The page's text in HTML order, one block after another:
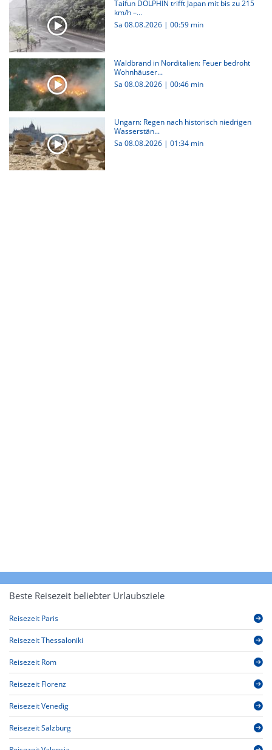
Taifun DOLPHIN trifft Japan mit bis zu 215
km/h –...
Sa 08.08.2026 | 00:59 min
Waldbrand in Norditalien: Feuer bedroht
Wohnhäuser...
Sa 08.08.2026 | 00:46 min
Ungarn: Regen nach historisch niedrigen
Wasserstän...
Sa 08.08.2026 | 01:34 min
Beste Reisezeit beliebter Urlaubsziele
Reisezeit Paris
Reisezeit Thessaloniki
Reisezeit Rom
Reisezeit Florenz
Reisezeit Venedig
Reisezeit Salzburg